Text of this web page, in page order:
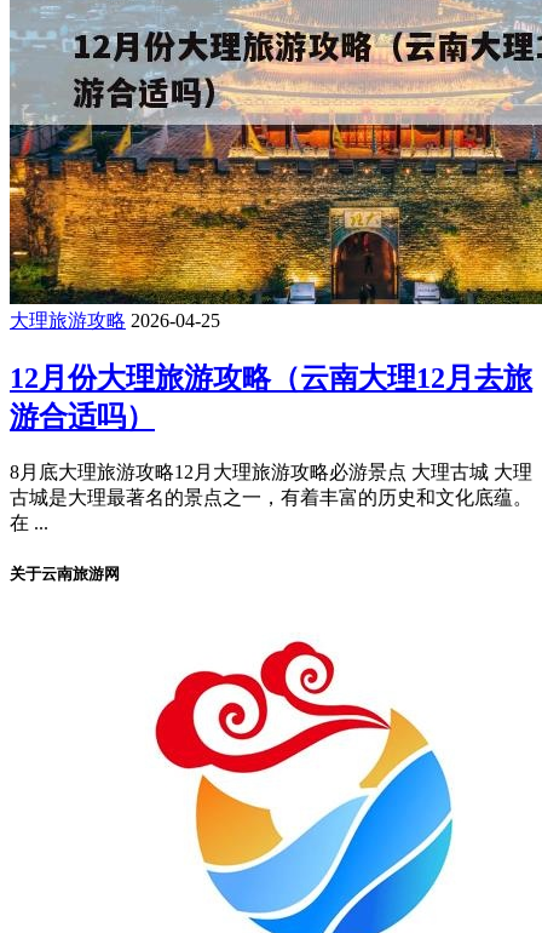
大理旅游攻略 2026-04-25
12月份大理旅游攻略（云南大理12月去旅
游合适吗）
8月底大理旅游攻略12月大理旅游攻略必游景点 大理古城 大理
古城是大理最著名的景点之一，有着丰富的历史和文化底蕴。
在 ...
关于云南旅游网